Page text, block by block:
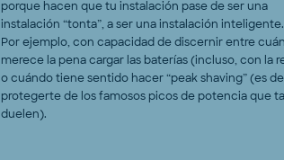
porque hacen que tu instalación pase de ser una
instalación “tonta”, a ser una instalación inteligente.
Por ejemplo, con capacidad de discernir entre
merece la pena cargar las baterías (incluso, con la
o cuándo tiene sentido hacer “peak shaving” (es
protegerte de los famosos picos de potencia que
duelen).